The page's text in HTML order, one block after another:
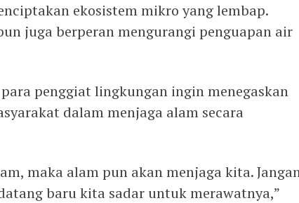
ekosistem mikro yang lembap.
juga berperan mengurangi penguapan air
penggiat lingkungan ingin menegaskan
dalam menjaga alam secara
maka alam pun akan menjaga kita.
baru kita sadar untuk merawatnya,”